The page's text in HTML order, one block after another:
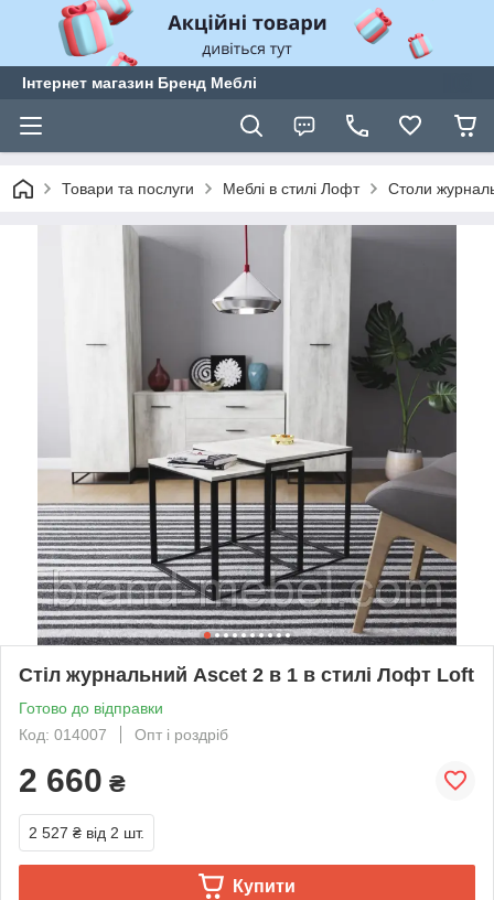
Інтернет магазин Бренд Меблі
Товари та послуги Меблі в стилі Лофт Столи
Стіл журнальний Ascet 2 в 1 в стилі Лофт Loft
Готово до відправки
Код: 014007
Опт і роздріб
2 660 ₴
2 527 ₴ від 2 шт.
Купити